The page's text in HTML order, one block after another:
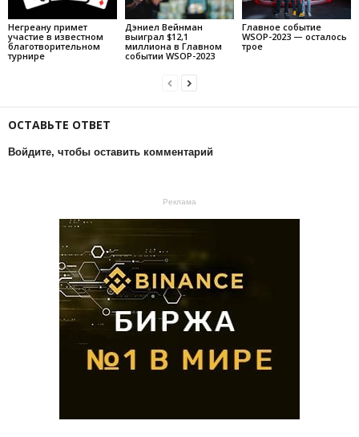
Негреану примет
участие в известном
благотворительном
турнире
Дэниел Вейнман
выиграл $12,1
миллиона в Главном
событии WSOP-2023
Главное событие
WSOP-2023 — осталось
трое
ОСТАВЬТЕ ОТВЕТ
Войдите, чтобы оставить комментарий
Реклама